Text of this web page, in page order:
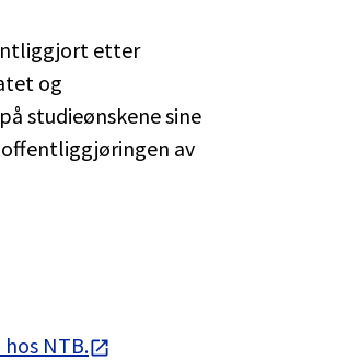
etter
og
studieønskene sine
av
NTB.